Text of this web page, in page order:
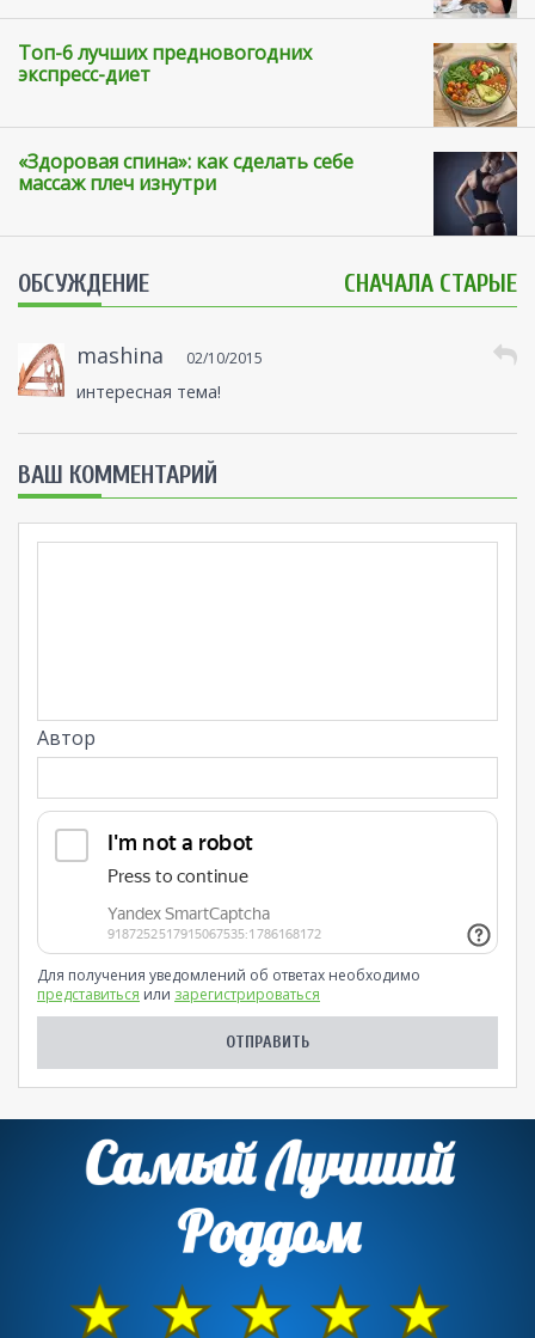
Топ-6 лучших предновогодних
экспресс-диет
«Здоровая спина»: как сделать себе
массаж плеч изнутри
ОБСУЖДЕНИЕ СНАЧАЛА СТАРЫЕ
mashina 02/10/2015
интересная тема!
ВАШ КОММЕНТАРИЙ
Автор
Для получения уведомлений об ответах необходимо
представиться или зарегистрироваться